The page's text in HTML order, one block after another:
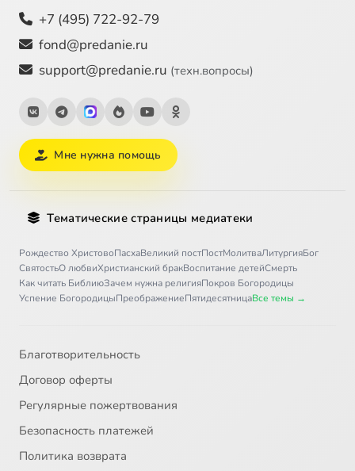
+7 (495) 722-92-79
fond@predanie.ru
support@predanie.ru (техн.вопросы)
Мне нужна помощь
Тематические страницы медиатеки
Рождество ХристовоПасхаВеликий постПостМолитваЛитургияБог
СвятостьО любвиХристианский бракВоспитание детейСмерть
Как читать БиблиюЗачем нужна религияПокров Богородицы
Успение БогородицыПреображениеПятидесятницаВсе темы →
Благотворительность
Договор оферты
Регулярные пожертвования
Безопасность платежей
Политика возврата